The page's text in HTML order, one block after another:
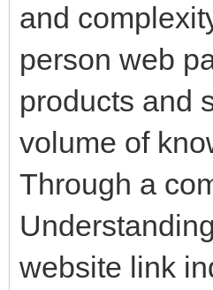
and
person web
products and
volume of
Through a
website link